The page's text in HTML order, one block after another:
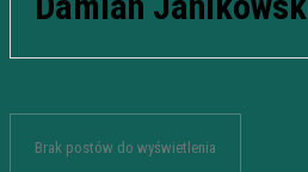
Brak postów do wyświetlenia